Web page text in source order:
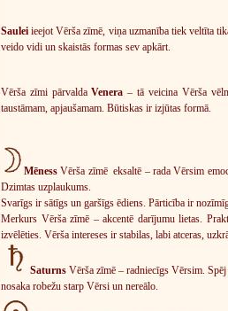
Saulei ieejot Vērša zīmē, viņa uzmanība tiek veltīta
veido vidi un skaistās formas sev apkārt.
Vērša zīmi pārvaldaVenera– tā veicina Vērša
taustāmam, apjaušamam. Būtiskas ir izjūtas formā.
Mēness Vērša zīmē eksaltē – rada Vērsim
Dzimtas uzplaukums.
Svarīgs ir sātīgs un garšīgs ēdiens. Pārticība ir
Merkurs Vērša zīmē – akcentē darījumu lietas.
izvēlēties. Vērša intereses ir stabilas, labi atceras,
Saturns Vērša zīmē – radniecīgs Vērsim.
nosaka robežu starp Vērsi un nereālo.